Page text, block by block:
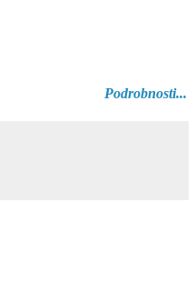
Podrobnosti...